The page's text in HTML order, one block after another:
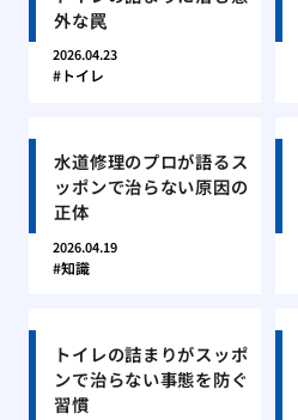
外な罠
2026.04.23
トイレ
水道修理のプロが語るス
ッポンで治らない原因の
正体
2026.04.19
知識
トイレの詰まりがスッポ
ンで治らない事態を防ぐ
習慣